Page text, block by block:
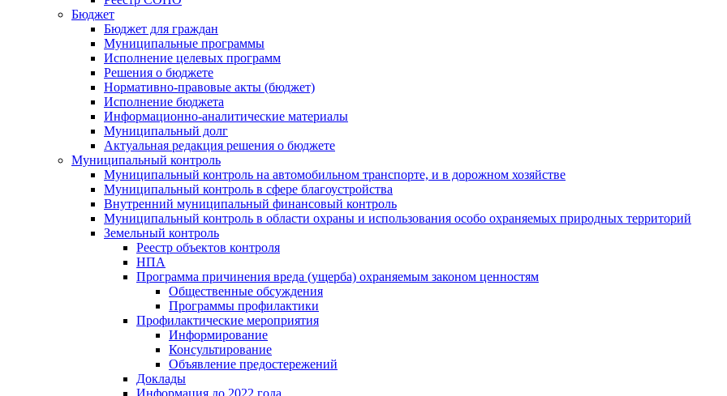
Бюджет
Бюджет для граждан
Муниципальные программы
Исполнение целевых программ
Решения о бюджете
Нормативно-правовые акты (бюджет)
Исполнение бюджета
Информационно-аналитические материалы
Муниципальный долг
Актуальная редакция решения о бюджете
Муниципальный контроль
Муниципальный контроль на автомобильном транспорте, и в дорожном хозяйстве
Муниципальный контроль в сфере благоустройства
Внутренний муниципальный финансовый контроль
Муниципальный контроль в области охраны и использования особо охраняемых природных территорий
Земельный контроль
Реестр объектов контроля
НПА
Программа причинения вреда (ущерба) охраняемым законом ценностям
Общественные обсуждения
Программы профилактики
Профилактические мероприятия
Информирование
Консультирование
Объявление предостережений
Доклады
Информация до 2022 года